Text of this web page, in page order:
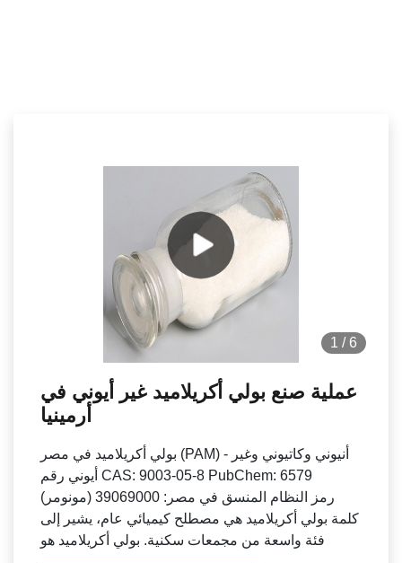
1 / 6
عملية صنع بولي أكريلاميد غير أيوني في
أرمينيا
بولي أكريلاميد في مصر (PAM) - أنيوني وكاتيوني وغير
أيوني رقم CAS: 9003-05-8 PubChem: 6579
(مونومر) رمز النظام المنسق في مصر: 39069000
كلمة بولي أكريلاميد هي مصطلح كيميائي عام، يشير إلى
فئة واسعة من مجمعات سكنية. بولي أكريلاميد هو